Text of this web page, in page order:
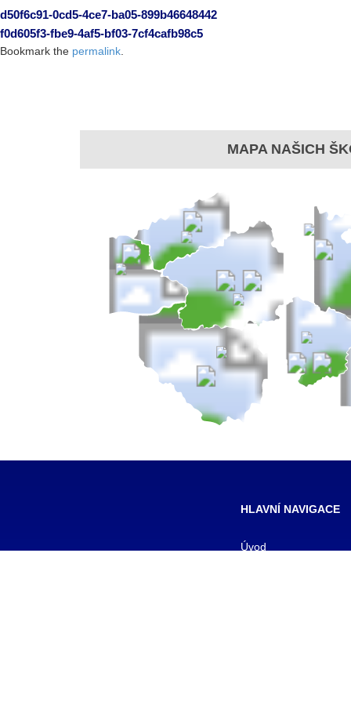
d50f6c91-0cd5-4ce7-ba05-899b46648442
f0d605f3-fbe9-4af5-bf03-7cf4cafb98c5
Bookmark the permalink
MAPA NAŠICH
HLAVNÍ NAVIGACE
Úvod